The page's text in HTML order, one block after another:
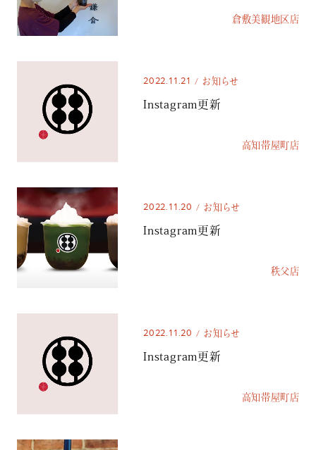
倉敷美観地区店
2022.11.21 お知らせ
Instagram更新
高知帯屋町店
2022.11.20 お知らせ
Instagram更新
秩父店
2022.11.20 お知らせ
Instagram更新
高知帯屋町店